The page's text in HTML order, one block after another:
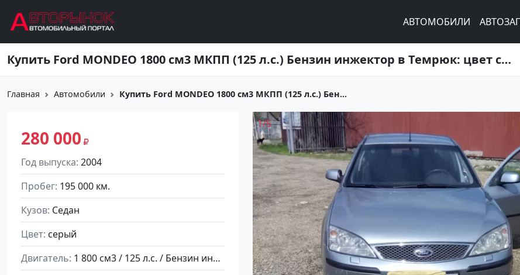
АВТОМОБИЛИ
Купить Ford MONDEO 1800 см3 МКПП (125 л.с.) Бензин инжектор в Темрюк: цвет серый Седан 2004 года по цене 280000 рублей, объявление №5649 на сайте Авторынок23
Главная Автомобили Купить Ford MONDEO 1800 см3 МКПП (125 л.с.) Бен...
280 000
Год выпуска 2004
Пробег 195 000 км.
Кузов Седан
Цвет серый
Двигатель
1 800 см3 / 125 л.с. / Бензин инжектор
1/5